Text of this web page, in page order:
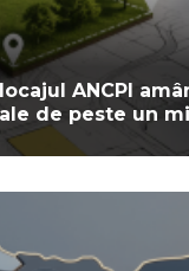
ANCPI
de peste un